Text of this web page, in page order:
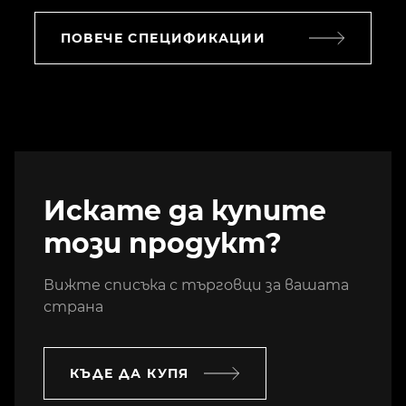
ПОВЕЧЕ СПЕЦИФИКАЦИИ
Искате да купите
този продукт?
Вижте списъка с търговци за вашата
страна
КЪДЕ ДА КУПЯ